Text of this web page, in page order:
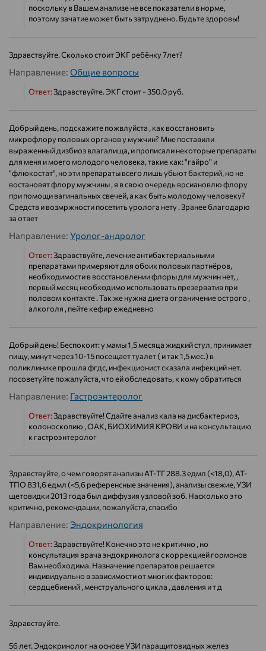
поскольку в Вашем анализе не все показатели в норме,
поэтому зачатие может быть затруднено. Будьте здоровы!
Здравствуйте. Сколько стоит ЭКГ ребёнку 7лет?
Направление: Общие вопросы
Ответ:Здравствуйте. ЭКГ стоит - 350.0 руб.
Добрый день, подскажите пожвлуйста , как восстановить
микрофлору половых органов у мужчин? Мне поставили
выраженный дизбиоз влагалища, и прописали некоторые препараты
для меня и моего молодого человека, такие как: "гайро" и
"флюкостат", но эти препараты всего лишь убьют бактерий, но не
востановят флору мужчины , я в свою очередь врсиановлю флору
при помощи вагинальных свечей, а как быть молодому человеку?
Средств и возмржности посетить уролога нету . Зранее благодарю
за ответ
Направление: Уролог-андролог
Ответ:Здравствуйте, лечение антибактериальными
препаратами примеряют для обоих половых партнёров,
необходимости в восстановлении флоры для мужчин нет, ,
первый месяц необходимо использовать презерватив при
половом контакте . Так же нужна диета ограничение острого ,
алкоголя , пейте кефир ежедневно
Добрый день! Беспокоит: у мамы 1,5 месяца жидкий стул, принимает
пищу, минут через 10-15 посещает туалет ( и так 1,5 мес.) в
поликлинике прошла фгдс, инфекционист сказала инфекций нет.
посоветуйте пожалуйста, что ей обследовать, к кому обратиться
Направление: Гастроэнтеролог
Ответ:Здравствуйте! Сдайте анализ кала на дисбактериоз,
колоноскопию , ОАК, БИОХИМИЯ КРОВИ и на консультацию
к гастроэнтеролог
Здравствуйте, о чем говорят анализы АТ-ТГ 288.3 едмл (<18,0), АТ-
ТПО 831,6 едмл (<5,6 референсные значения), анализы свежие, УЗИ
щетовидки 2013 года был диффузия узловой зоб. Насколько это
критично, рекомендации, пожалуйста, спасибо
Направление: Эндокринология
Ответ:Здравствуйте! Конечно это не критично , но
консультация врача эндокринолога с коррекцией гормонов
Вам необходима. Назначение препаратов решается
индивидуально в зависимости от многих факторов:
сердцебиений , менструального цикла , давления и т д
Здравствуйте.
56 лет. Эндокринолог на основе УЗИ паращитовидных желез